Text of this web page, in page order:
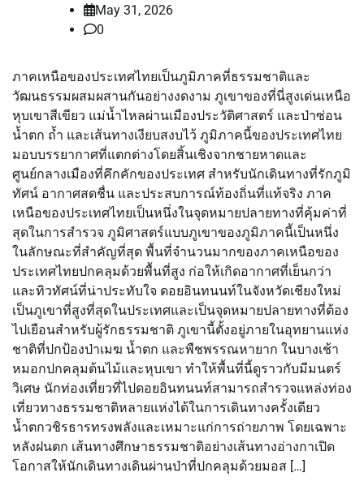
May 31, 2026
0
ภาคเหนือของประเทศไทยเป็นภูมิภาคที่ธรรมชาติและ
วัฒนธรรมผสมผสานกันอย่างงดงาม ภูเขาของที่นี่สูงเด่นเหนือ
หุบเขาสีเขียว แม่น้ำไหลผ่านเมืองประวัติศาสตร์ และป่าซ่อน
น้ำตก ถ้ำ และเส้นทางเงียบสงบไว้ ภูมิภาคนี้ของประเทศไทย
มอบบรรยากาศที่แตกต่างโดยสิ้นเชิงจากชายหาดและ
ศูนย์กลางเมืองที่คึกคักของประเทศ สำหรับนักเดินทางที่รักภูมิ
ทัศน์ อากาศสดชื่น และประสบการณ์ท้องถิ่นที่แท้จริง ภาค
เหนือของประเทศไทยเป็นหนึ่งในจุดหมายปลายทางที่คุ้มค่าที่
สุดในการสำรวจ ภูมิศาสตร์แบบภูเขาของภูมิภาคนี้เป็นหนึ่ง
ในลักษณะที่สำคัญที่สุด พื้นที่จำนวนมากของภาคเหนือของ
ประเทศไทยปกคลุมด้วยพื้นที่สูง ก่อให้เกิดอากาศที่เย็นกว่า
และทิวทัศน์ที่น่าประทับใจ ดอยอินทนนท์ในจังหวัดเชียงใหม่
เป็นภูเขาที่สูงที่สุดในประเทศและเป็นจุดหมายปลายทางที่ต้อง
ไปเยือนสำหรับผู้รักธรรมชาติ ภูเขานี้ตั้งอยู่ภายในอุทยานแห่ง
ชาติที่ปกป้องป่าเมฆ น้ำตก และพืชพรรณหายาก ในบางเช้า
หมอกปกคลุมต้นไม้และหุบเขา ทำให้พื้นที่นี้ดูราวกับมีมนตร์
วิเศษ นักท่องเที่ยวที่ไปดอยอินทนนท์สามารถสำรวจแหล่งท่อง
เที่ยวทางธรรมชาติหลายแห่งได้ในการเดินทางครั้งเดียว
น้ำตกวชิรธารทรงพลังและเหมาะแก่การถ่ายภาพ โดยเฉพาะ
หลังฝนตก เส้นทางศึกษาธรรมชาติอย่างเส้นทางอ่างกาเปิด
โอกาสให้นักเดินทางเดินผ่านป่าที่ปกคลุมด้วยมอส […]